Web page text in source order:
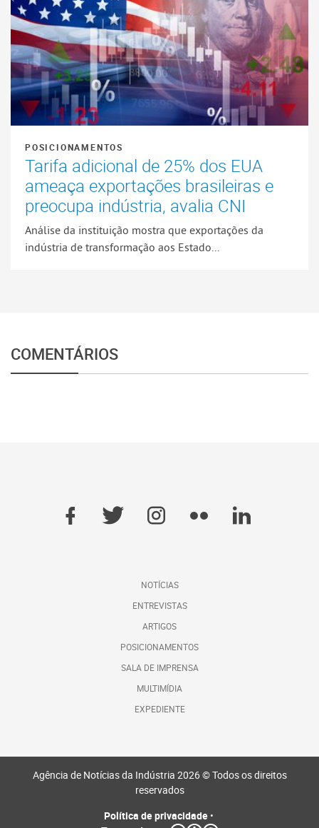
POSICIONAMENTOS
Tarifa adicional de 25% dos EUA
ameaça exportações brasileiras e
preocupa indústria, avalia CNI
Análise da instituição mostra que exportações da
indústria de transformação aos Estado...
COMENTÁRIOS
NOTÍCIAS
ENTREVISTAS
ARTIGOS
POSICIONAMENTOS
SALA DE IMPRENSA
MULTIMÍDIA
EXPEDIENTE
Agência de Notícias da Indústria 2026 © Todos os direitos
reservados
Política de privacidade•